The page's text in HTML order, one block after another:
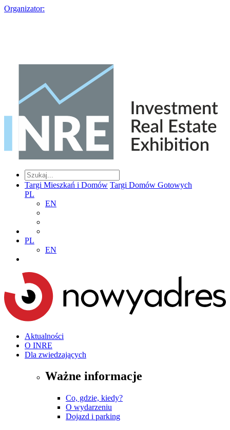
Organizator:
Targi Mieszkań i Domów Targi Domów Gotowych
PL
EN
PL
EN
Aktualności
O INRE
Dla zwiedzających
Ważne informacje
Co, gdzie, kiedy?
O wydarzeniu
Dojazd i parking